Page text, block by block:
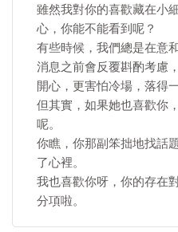
雖然我對你的喜歡藏在小
心，你能不能看到呢？
有些時候，我們總是在意
消息之前會反覆斟酌考慮
開心，更害怕冷場，落得
但其實，如果她也喜歡你
呢。
你瞧，你那副笨拙地找話
了心裡。
我也喜歡你呀，你的存在
分項啦。